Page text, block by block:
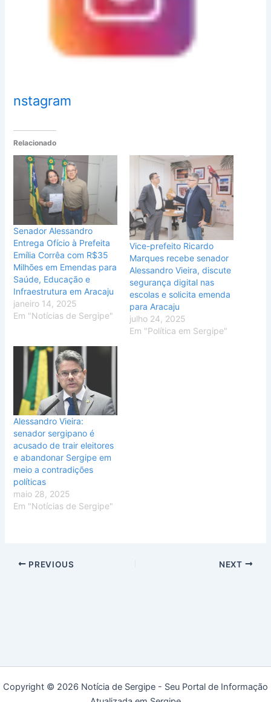
nstagram
Relacionado
Senador Alessandro
Entrega Ofício à Prefeita
Emília Corrêa com R$35
Milhões em Emendas para
Saúde, Educação e
Infraestrutura em Aracaju
janeiro 14, 2025
Em "Notícias de Sergipe"
Vice-prefeito Ricardo
Marques recebe senador
Alessandro Vieira, discute
segurança digital nas
escolas e solicita emenda
para Aracaju
julho 24, 2025
Em "Política em Sergipe"
Alessandro Vieira:
senador sergipano é
acusado de trair eleitores
e abandonar Sergipe em
meio a contradições
políticas
maio 28, 2025
Em "Notícias de Sergipe"
PREVIOUS NEXT
Copyright © 2026 Notícia de Sergipe - Seu Portal de Informação